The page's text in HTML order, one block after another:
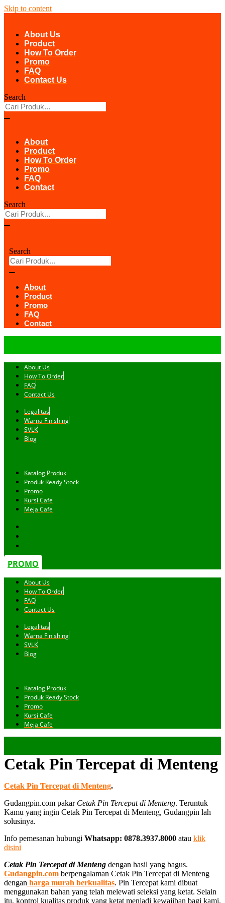
Skip to content
About Us
Product
How To Order
Promo
FAQ
Contact Us
Search
About
Product
How To Order
Promo
FAQ
Contact
Search
Search
About
Product
Promo
FAQ
Contact
About Us
How To Order
FAQ
Contact Us
Legalitas
Warna Finishing
SVLK
Blog
Katalog Produk
Produk Ready Stock
Promo
Kursi Cafe
Meja Cafe
PROMO
About Us
How To Order
FAQ
Contact Us
Legalitas
Warna Finishing
SVLK
Blog
Katalog Produk
Produk Ready Stock
Promo
Kursi Cafe
Meja Cafe
Cetak Pin Tercepat di Menteng
Cetak Pin Tercepat di Menteng.
Gudangpin.com pakar Cetak Pin Tercepat di Menteng. Teruntuk
Kamu yang ingin Cetak Pin Tercepat di Menteng, Gudangpin lah
solusinya.
Info pemesanan hubungi Whatsapp: 0878.3937.8000 atau klik
disini
Cetak Pin Tercepat di Menteng dengan hasil yang bagus.
Gudangpin.com berpengalaman Cetak Pin Tercepat di Menteng
dengan harga murah berkualitas. Pin Tercepat kami dibuat
menggunakan bahan yang telah melewati seleksi yang ketat. Selain
itu, kontrol kualitas produk yang ketat menjadi kewajiban bagi kami.